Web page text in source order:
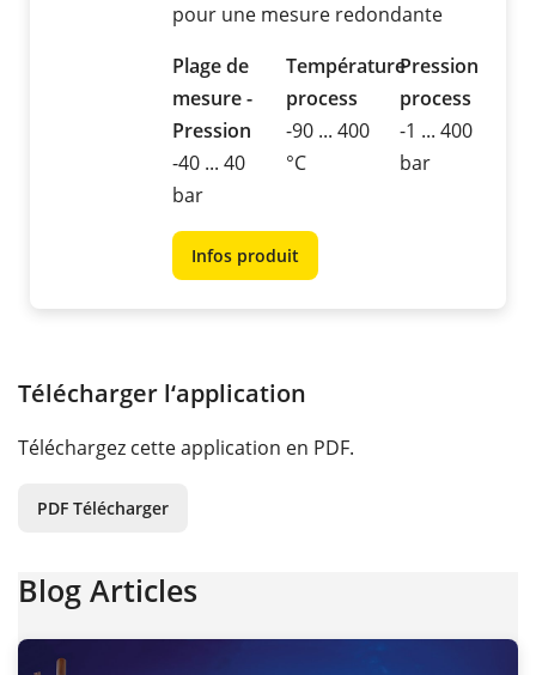
pour une mesure redondante
Plage de
mesure -
Pression
-40 ... 40
bar
Température
process
-90 ... 400
°C
Pression
process
-1 ... 400
bar
Infos produit
Télécharger l‘application
Téléchargez cette application en PDF.
PDF Télécharger
Blog Articles